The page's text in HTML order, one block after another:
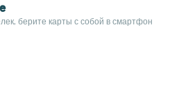
берите карты с собой в смартфон